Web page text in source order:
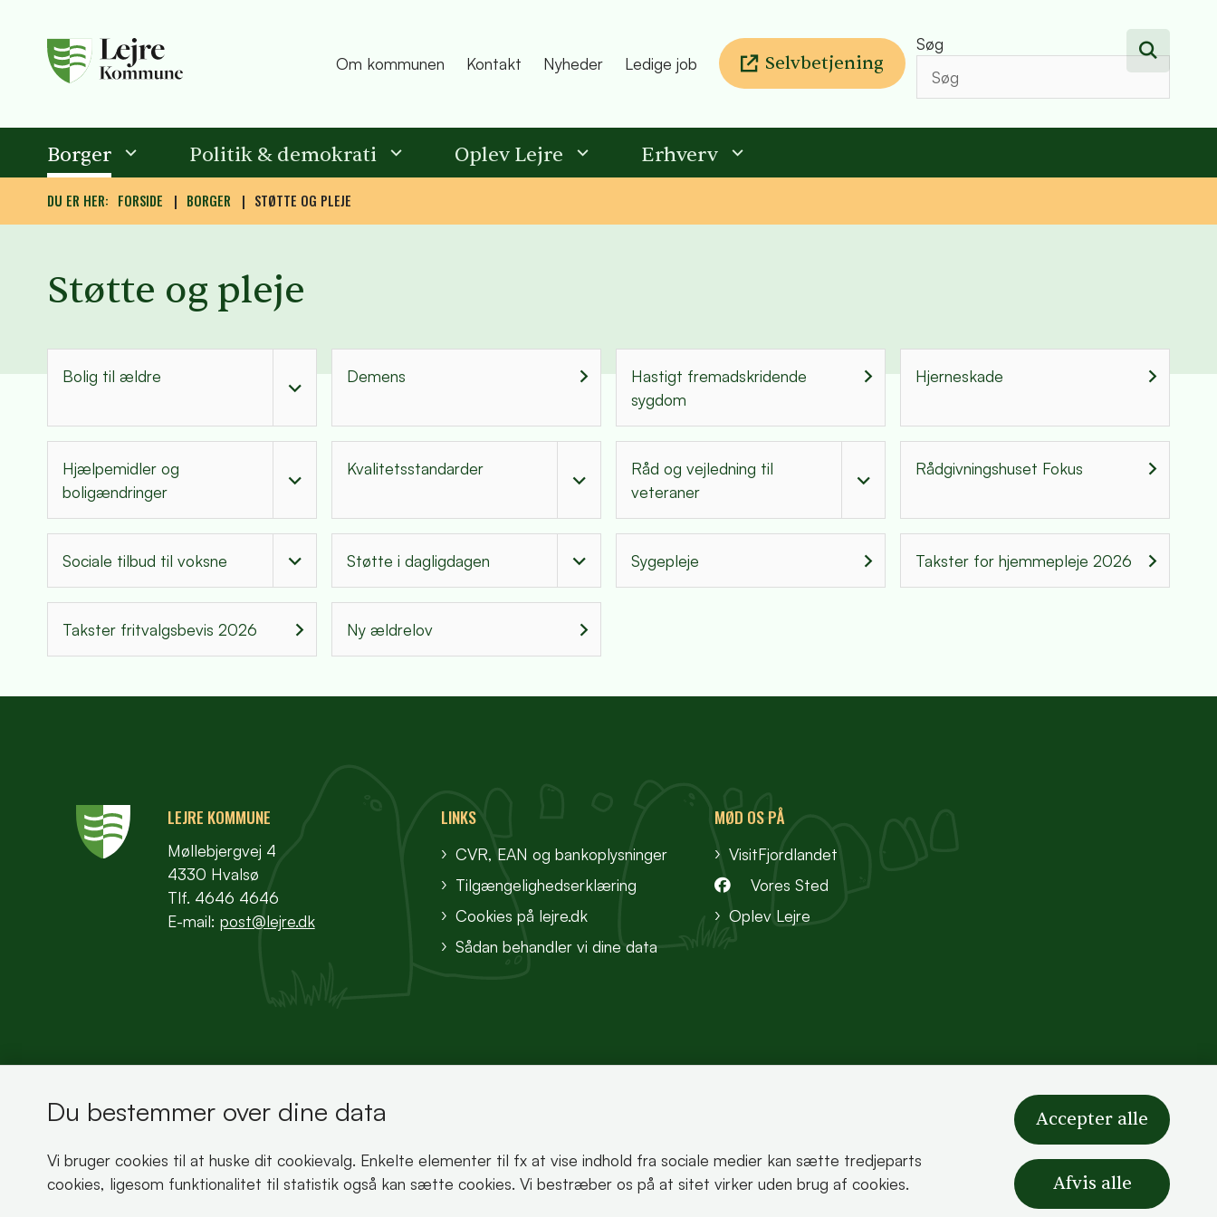
Om kommunen Kontakt Nyheder Ledige job Selvbetjening
Søg
Borger Politik & demokrati Oplev Lejre Erhverv
DU ER HER: FORSIDE BORGER STØTTE OG PLEJE
Støtte og pleje
Bolig til ældre Demens
Hastigt fremadskridende
sygdom
Hjerneskade
Hjælpemidler og
boligændringer
Kvalitetsstandarder
Råd og vejledning til
veteraner
Rådgivningshuset Fokus
Sociale tilbud til voksne Støtte i dagligdagen Sygepleje Takster for hjemmepleje 2026
Takster fritvalgsbevis 2026 Ny ældrelov
LEJRE KOMMUNE
Møllebjergvej 4
4330 Hvalsø
Tlf. 4646 4646
E-mail: post@lejre.dk
LINKS
CVR, EAN og bankoplysninger
Tilgængelighedserklæring
Cookies på lejre.dk
Sådan behandler vi dine data
MØD OS PÅ
VisitFjordlandet
Vores Sted
Oplev Lejre
Bemærk!
Dette indhold kræver cookies for at blive vist korrekt.
Du bestemmer over dine data
Vi bruger cookies til at huske dit cookievalg. Enkelte elementer til fx at vise indhold fra sociale medier kan sætte tredjeparts
cookies, ligesom funktionalitet til statistik også kan sætte cookies. Vi bestræber os på at sitet virker uden brug af cookies.
Accepter alle
Afvis alle